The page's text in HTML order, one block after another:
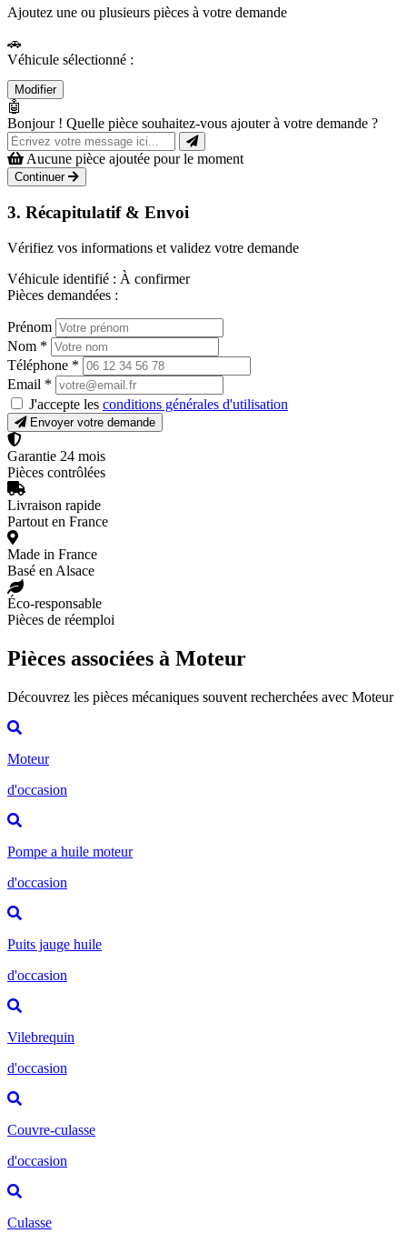
Ajoutez une ou plusieurs pièces à votre demande
🚗
Véhicule sélectionné :
Modifier
🤖
Bonjour ! Quelle pièce souhaitez-vous ajouter à votre demande ?
Aucune pièce ajoutée pour le moment
Continuer
3. Récapitulatif & Envoi
Vérifiez vos informations et validez votre demande
Véhicule identifié : À confirmer
Pièces demandées :
Prénom
Nom *
Téléphone *
Email *
J'accepte les conditions générales d'utilisation
Envoyer votre demande
Garantie 24 mois
Pièces contrôlées
Livraison rapide
Partout en France
Made in France
Basé en Alsace
Éco-responsable
Pièces de réemploi
Pièces associées à Moteur
Découvrez les pièces mécaniques souvent recherchées avec Moteur
Moteur
d'occasion
Pompe a huile moteur
d'occasion
Puits jauge huile
d'occasion
Vilebrequin
d'occasion
Couvre-culasse
d'occasion
Culasse